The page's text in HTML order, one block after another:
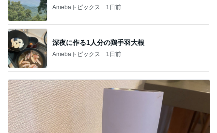
Amebaトピックス 1日前
深夜に作る1人分の鶏手羽大根
Amebaトピックス 1日前